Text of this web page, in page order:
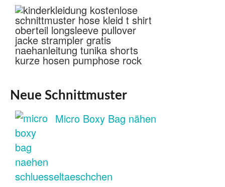
Neue Schnittmuster
Micro Boxy Bag nähen